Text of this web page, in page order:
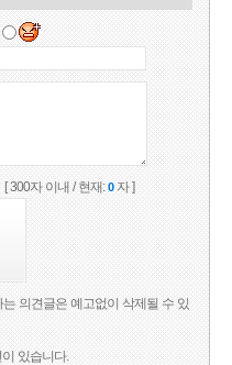
[ 300자 이내 / 현재:0자 ]
의견글은 예고없이 삭제될 수 있
있습니다.